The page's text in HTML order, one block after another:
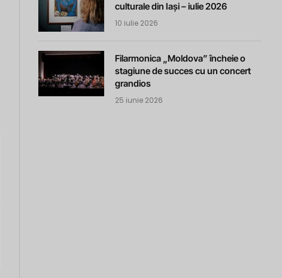
culturale din Iași – iulie 2026
10 iulie 2026
Filarmonica „Moldova” încheie o
stagiune de succes cu un concert
grandios
25 iunie 2026